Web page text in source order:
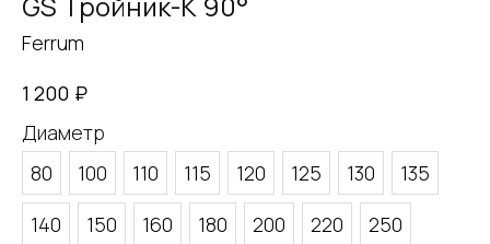
Ferrum
1 200 ₽
Диаметр
80
100 110 115 120 125 130
135
140
150 160 180 200 220
250